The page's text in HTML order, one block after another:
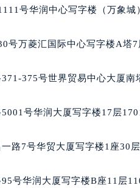
自治区呼和浩特市玉泉区大学
解放碑渝中区民权路28号英利
省鹤岗市向阳区红军路宝玑售
省鸡西市鸡冠区红军路宝玑售
省牡丹江市东安区太平路宝玑
省齐齐哈尔市龙沙区龙华路宝
号华润中心写字楼（万象城
号万菱汇国际中心写字楼A塔7
375号世界贸易中心大厦南
号华润大厦写字楼17层
路7号华贸大厦写字楼1座30
号华润大厦写字楼B座11层